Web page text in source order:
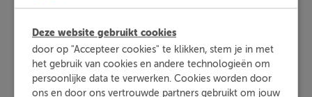
eigenlijk?
Met Slimleren oefen je online voor de vakken
Deze website gebruikt cookies
door op "Accepteer cookies" te klikken, stem je in met
het gebruik van cookies en andere technologieën om
persoonlijke data te verwerken. Cookies worden door
ons en door ons vertrouwde partners gebruikt om jouw